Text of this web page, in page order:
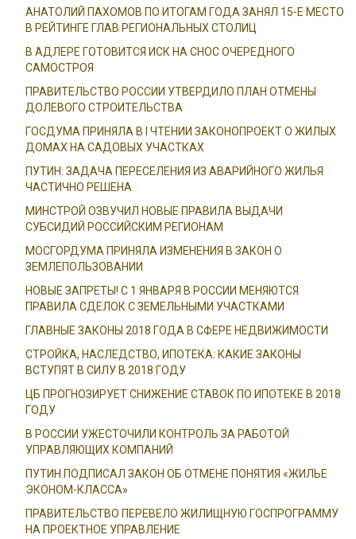
АНАТОЛИЙ ПАХОМОВ ПО ИТОГАМ ГОДА ЗАНЯЛ 15-Е МЕСТО
В РЕЙТИНГЕ ГЛАВ РЕГИОНАЛЬНЫХ СТОЛИЦ
В АДЛЕРЕ ГОТОВИТСЯ ИСК НА СНОС ОЧЕРЕДНОГО
САМОСТРОЯ
ПРАВИТЕЛЬСТВО РОССИИ УТВЕРДИЛО ПЛАН ОТМЕНЫ
ДОЛЕВОГО СТРОИТЕЛЬСТВА
ГОСДУМА ПРИНЯЛА В I ЧТЕНИИ ЗАКОНОПРОЕКТ О ЖИЛЫХ
ДОМАХ НА САДОВЫХ УЧАСТКАХ
ПУТИН: ЗАДАЧА ПЕРЕСЕЛЕНИЯ ИЗ АВАРИЙНОГО ЖИЛЬЯ
ЧАСТИЧНО РЕШЕНА
МИНСТРОЙ ОЗВУЧИЛ НОВЫЕ ПРАВИЛА ВЫДАЧИ
СУБСИДИЙ РОССИЙСКИМ РЕГИОНАМ
МОСГОРДУМА ПРИНЯЛА ИЗМЕНЕНИЯ В ЗАКОН О
ЗЕМЛЕПОЛЬЗОВАНИИ
НОВЫЕ ЗАПРЕТЫ! С 1 ЯНВАРЯ В РОССИИ МЕНЯЮТСЯ
ПРАВИЛА СДЕЛОК С ЗЕМЕЛЬНЫМИ УЧАСТКАМИ
ГЛАВНЫЕ ЗАКОНЫ 2018 ГОДА В СФЕРЕ НЕДВИЖИМОСТИ
СТРОЙКА, НАСЛЕДСТВО, ИПОТЕКА: КАКИЕ ЗАКОНЫ
ВСТУПЯТ В СИЛУ В 2018 ГОДУ
ЦБ ПРОГНОЗИРУЕТ СНИЖЕНИЕ СТАВОК ПО ИПОТЕКЕ В 2018
ГОДУ
В РОССИИ УЖЕСТОЧИЛИ КОНТРОЛЬ ЗА РАБОТОЙ
УПРАВЛЯЮЩИХ КОМПАНИЙ
ПУТИН ПОДПИСАЛ ЗАКОН ОБ ОТМЕНЕ ПОНЯТИЯ «ЖИЛЬЕ
ЭКОНОМ-КЛАССА»
ПРАВИТЕЛЬСТВО ПЕРЕВЕЛО ЖИЛИЩНУЮ ГОСПРОГРАММУ
НА ПРОЕКТНОЕ УПРАВЛЕНИЕ